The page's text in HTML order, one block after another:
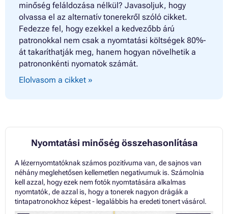
minőség feláldozása nélkül? Javasoljuk, hogy
olvassa el az alternatív tonerekről szóló cikket.
Fedezze fel, hogy ezekkel a kedvezőbb árú
patronokkal nem csak a nyomtatási költségek 80%-
át takaríthatják meg, hanem hogyan növelhetik a
patrononkénti nyomatok számát.
Elolvasom a cikket »
Nyomtatási minőség összehasonlítása
A lézernyomtatóknak számos pozitívuma van, de sajnos van
néhány meglehetősen kellemetlen negatívumuk is. Számolnia
kell azzal, hogy ezek nem fotók nyomtatására alkalmas
nyomtatók, de azzal is, hogy a tonerek nagyon drágák a
tintapatronokhoz képest - legalábbis ha eredeti tonert vásárol.